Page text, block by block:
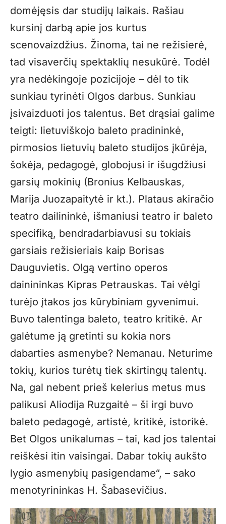
domėjęsis dar studijų laikais. Rašiau
kursinį darbą apie jos kurtus
scenovaizdžius. Žinoma, tai ne režisierė,
tad visaverčių spektaklių nesukūrė. Todėl
yra nedėkingoje pozicijoje – dėl to tik
sunkiau tyrinėti Olgos darbus. Sunkiau
įsivaizduoti jos talentus. Bet drąsiai galime
teigti: lietuviškojo baleto pradininkė,
pirmosios lietuvių baleto studijos įkūrėja,
šokėja, pedagogė, globojusi ir išugdžiusi
garsių mokinių (Bronius Kelbauskas,
Marija Juozapaitytė ir kt.). Plataus akiračio
teatro dailininkė, išmaniusi teatro ir baleto
specifiką, bendradarbiavusi su tokiais
garsiais režisieriais kaip Borisas
Dauguvietis. Olgą vertino operos
dainininkas Kipras Petrauskas. Tai vėlgi
turėjo įtakos jos kūrybiniam gyvenimui.
Buvo talentinga baleto, teatro kritikė. Ar
galėtume ją gretinti su kokia nors
dabarties asmenybe? Nemanau. Neturime
tokių, kurios turėtų tiek skirtingų talentų.
Na, gal nebent prieš kelerius metus mus
palikusi Aliodija Ruzgaitė – ši irgi buvo
baleto pedagogė, artistė, kritikė, istorikė.
Bet Olgos unikalumas – tai, kad jos talentai
reiškėsi itin vaisingai. Dabar tokių aukšto
lygio asmenybių pasigendame“, – sako
menotyrininkas H. Šabasevičius.